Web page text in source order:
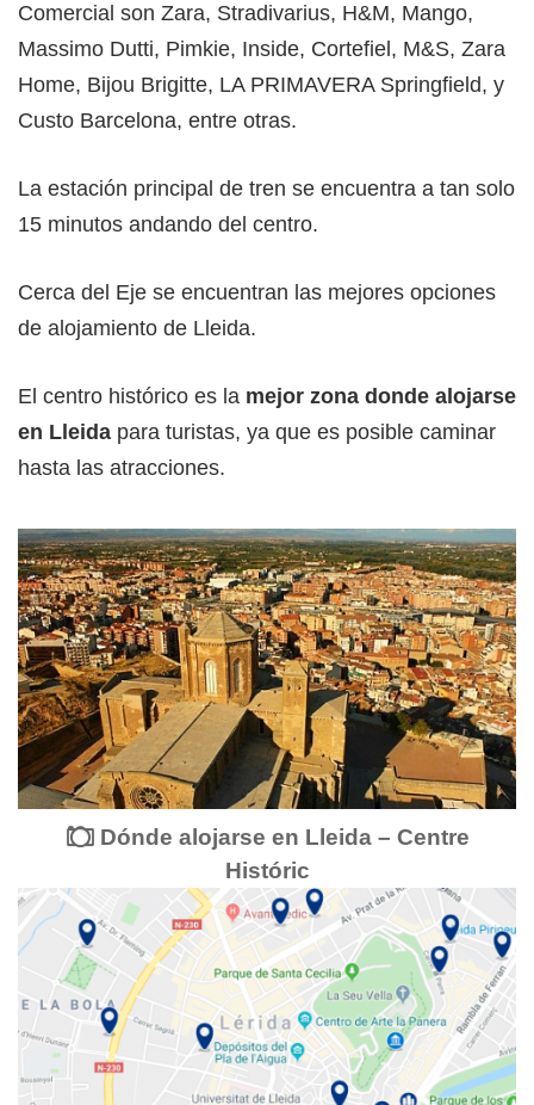
Comercial son Zara, Stradivarius, H&M, Mango,
Massimo Dutti, Pimkie, Inside, Cortefiel, M&S, Zara
Home, Bijou Brigitte, LA PRIMAVERA Springfield, y
Custo Barcelona, entre otras.
La estación principal de tren se encuentra a tan solo
15 minutos andando del centro.
Cerca del Eje se encuentran las mejores opciones
de alojamiento de Lleida.
El centro histórico es la mejor zona donde alojarse
en Lleida para turistas, ya que es posible caminar
hasta las atracciones.
Dónde alojarse en Lleida – Centre
Históric